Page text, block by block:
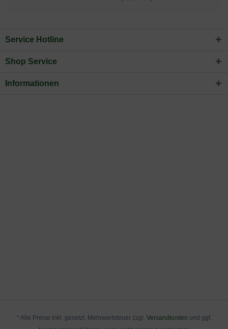
Service Hotline
Shop Service
Informationen
* Alle Preise inkl. gesetzl. Mehrwertsteuer zzgl. Versandkosten und ggf.